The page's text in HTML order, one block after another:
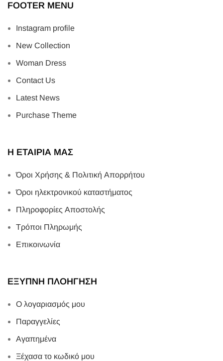
FOOTER MENU
Instagram profile
New Collection
Woman Dress
Contact Us
Latest News
Purchase Theme
Η ΕΤΑΙΡΙΑ ΜΑΣ
Όροι Χρήσης & Πολιτική Απορρήτου
Όροι ηλεκτρονικού καταστήματος
Πληροφορίες Αποστολής
Τρόποι Πληρωμής
Επικοινωνία
ΕΞΥΠΝΗ ΠΛΟΗΓΗΣΗ
Ο λογαριασμός μου
Παραγγελίες
Αγαπημένα
Ξέχασα το κωδικό μου